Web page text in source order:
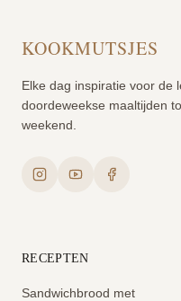
KOOKMUTSJES
Elke dag inspiratie voor de
doordeweekse maaltijden
weekend.
RECEPTEN
Sandwichbrood met